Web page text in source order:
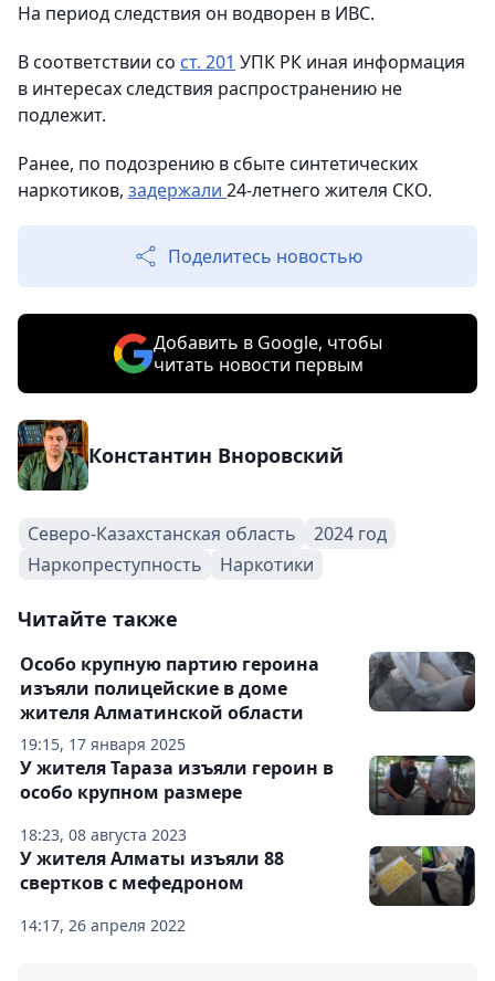
На период следствия он водворен в ИВС.
В соответствии со ст. 201 УПК РК иная информация
в интересах следствия распространению не
подлежит.
Ранее, по подозрению в сбыте синтетических
наркотиков, задержали 24-летнего жителя СКО.
Поделитесь новостью
Добавить в Google, чтобы
читать новости первым
Константин Вноровский
Северо-Казахстанская область
2024 год
Наркопреступность
Наркотики
Читайте также
19:15, 17 января 2025
Особо крупную партию героина
изъяли полицейские в доме
жителя Алматинской области
18:23, 08 августа 2023
У жителя Тараза изъяли героин в
особо крупном размере
14:17, 26 апреля 2022
У жителя Алматы изъяли 88
свертков с мефедроном